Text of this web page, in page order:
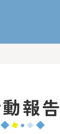
報告